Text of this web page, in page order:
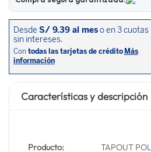
Características y descripción
Producto: TAPOUT